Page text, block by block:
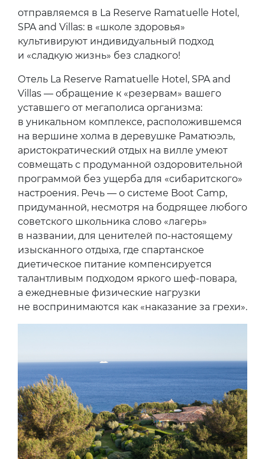
отправляемся в La Reserve Ramatuelle Hotel,
SPA and Villas: в «школе здоровья»
культивируют индивидуальный подход
и «сладкую жизнь» без сладкого!
Отель La Reserve Ramatuelle Hotel, SPA and
Villas — обращение к «резервам» вашего
уставшего от мегаполиса организма:
в уникальном комплексе, расположившемся
на вершине холма в деревушке Раматюэль,
аристократический отдых на вилле умеют
совмещать с продуманной оздоровительной
программой без ущерба для «сибаритского»
настроения. Речь — о системе Boot Camp,
придуманной, несмотря на бодрящее любого
советского школьника слово «лагерь»
в названии, для ценителей по-настоящему
изысканного отдыха, где спартанское
диетическое питание компенсируется
талантливым подходом яркого шеф-повара,
а ежедневные физические нагрузки
не воспринимаются как «наказание за грехи».